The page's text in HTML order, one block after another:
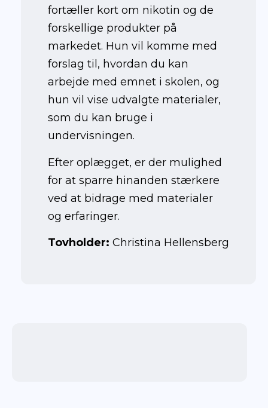
fortæller kort om nikotin og de
forskellige produkter på
markedet. Hun vil komme med
forslag til, hvordan du kan
arbejde med emnet i skolen, og
hun vil vise udvalgte materialer,
som du kan bruge i
undervisningen.
Efter oplægget, er der mulighed
for at sparre hinanden stærkere
ved at bidrage med materialer
og erfaringer.
Tovholder: Christina Hellensberg